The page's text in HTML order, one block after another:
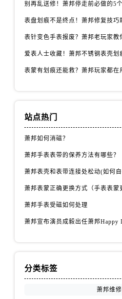
站点热门
萧邦如何消磁？
萧邦手表表带的保养方法有哪些？
萧邦手表受磁如何处理
分类标签
萧邦维修